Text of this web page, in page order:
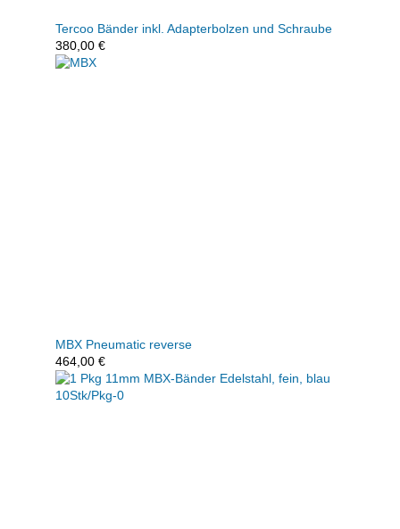
Tercoo Bänder inkl. Adapterbolzen und Schraube
380,00 €
MBX Pneumatic reverse
464,00 €